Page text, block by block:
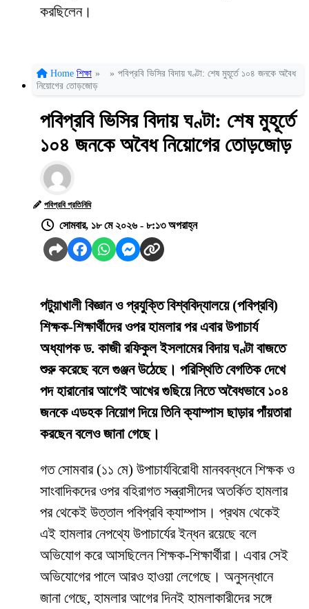
করছিলেন।
Home শিক্ষা » » পবিপ্রবি ভিসির বিদায় ঘণ্টা: শেষ মুহূর্তে ১০৪ জনকে অবৈধ
নিয়োগের তোড়জোড়
পবিপ্রবি ভিসির বিদায় ঘণ্টা: শেষ মুহূর্তে
১০৪ জনকে অবৈধ নিয়োগের তোড়জোড়
পবিপ্রবি প্রতিনিধি
সোমবার, ১৮ মে ২০২৬ - ৮:১৩ অপরাহ্ন
পটুয়াখালী বিজ্ঞান ও প্রযুক্তি বিশ্ববিদ্যালয়ে (পবিপ্রবি)
শিক্ষক-শিক্ষার্থীদের ওপর হামলার পর এবার উপাচার্য
অধ্যাপক ড. কাজী রফিকুল ইসলামের বিদায় ঘণ্টা বাজতে
শুরু করেছে বলে গুঞ্জন উঠেছে। পরিস্থিতি বেগতিক দেখে
পদ হারানোর আগেই আখের গুছিয়ে নিতে অবৈধভাবে ১০৪
জনকে এডহক নিয়োগ দিয়ে তিনি ক্যাম্পাস ছাড়ার পাঁয়তারা
করছেন বলেও জানা গেছে।
​গত সোমবার (১১ মে) উপাচার্যবিরোধী মানববন্ধনে শিক্ষক ও
সাংবাদিকদের ওপর বহিরাগত সন্ত্রাসীদের অতর্কিত হামলার
পর থেকেই উত্তাল পবিপ্রবি ক্যাম্পাস। প্রথম থেকেই
এই হামলার নেপথ্যে উপাচার্যের ইন্ধন রয়েছে বলে
অভিযোগ করে আসছিলেন শিক্ষক-শিক্ষার্থীরা। এবার সেই
অভিযোগের পালে আরও হাওয়া লেগেছে। অনুসন্ধানে
জানা গেছে, হামলার আগের দিনই হামলাকারীদের সঙ্গে